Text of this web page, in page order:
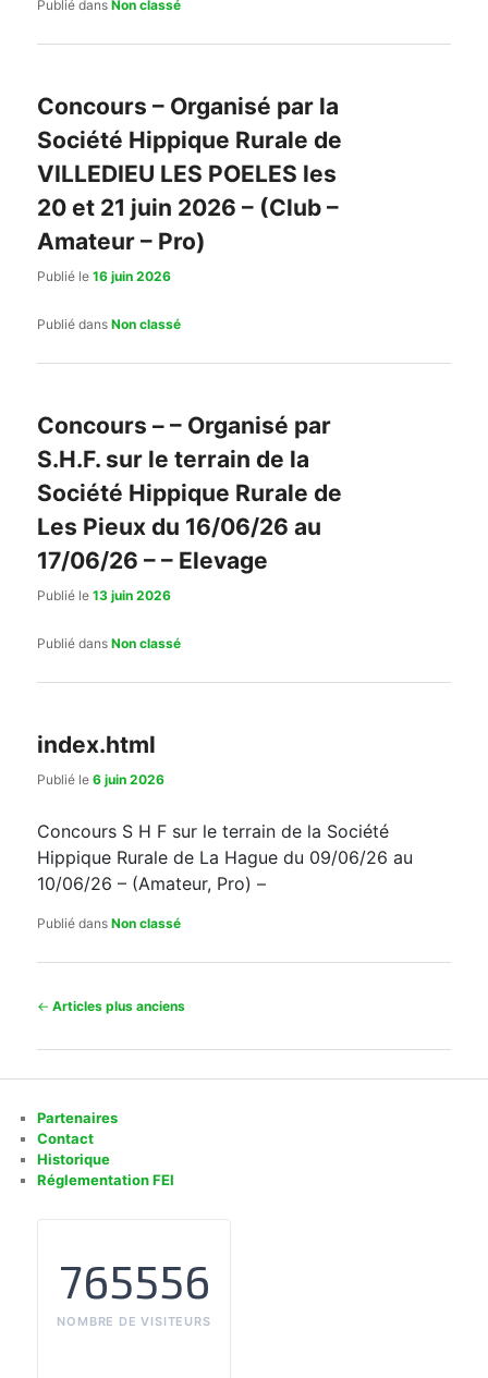
Publié dans Non classé
Concours – Organisé par la
Société Hippique Rurale de
VILLEDIEU LES POELES les
20 et 21 juin 2026 – (Club –
Amateur – Pro)
Publié le16 juin 2026
Publié dans Non classé
Concours – – Organisé par
S.H.F. sur le terrain de la
Société Hippique Rurale de
Les Pieux du 16/06/26 au
17/06/26 – – Elevage
Publié le13 juin 2026
Publié dans Non classé
index.html
Publié le6 juin 2026
Concours S H F sur le terrain de la Société
Hippique Rurale de La Hague du 09/06/26 au
10/06/26 – (Amateur, Pro) –
Publié dans Non classé
Navigation
des
articles
← Articles plus anciens
Partenaires
Contact
Historique
Réglementation FEI
765556
NOMBRE DE VISITEURS